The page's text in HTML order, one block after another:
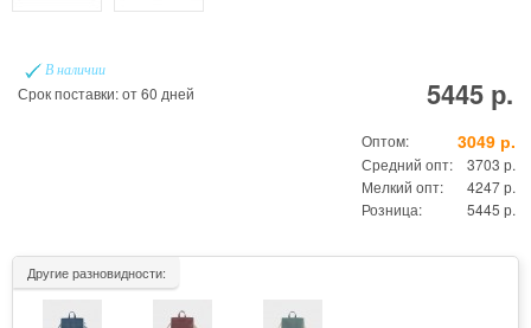
В наличии
Срок поставки: от 60 дней 5445 р.
Оптом: 3049 р.
Средний опт:
3703 р.
Мелкий опт:
4247 р.
Розница:
5445 р.
Другие разновидности: